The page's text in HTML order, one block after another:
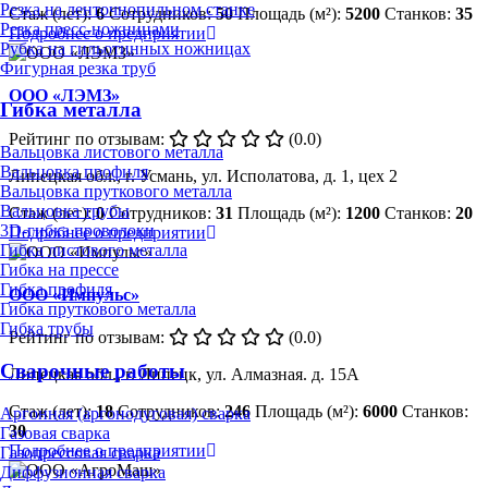
Резка на ленточнопильном станке
Резка пресс-ножницами
Рубка на гильотинных ножницах
Фигурная резка труб
Гибка металла
Вальцовка листового металла
Вальцовка профиля
Вальцовка пруткового металла
Вальцовка трубы
3D-гибка проволоки
Гибка листового металла
Гибка на прессе
Гибка профиля
Гибка пруткового металла
Гибка трубы
Сварочные работы
Аргонная (аргонодуговая) сварка
Газовая сварка
Газопрессовая сварка
Диффузионная сварка
Стаж (лет):6 Сотрудников:50 Площадь (м²): 5200 Станков: 35
Подробнее о предприятии
ООО «ЛЭМЗ»
Рейтинг по отзывам:
(0.0)
Липецкая обл., г. Усмань, ул. Исполатова, д. 1, цех 2
Стаж (лет):0 Сотрудников: 31 Площадь (м²): 1200 Станков: 20
Подробнее о предприятии
ООО «Импульс»
Рейтинг по отзывам:
(0.0)
Липецкая обл., г. Липецк, ул. Алмазная. д. 15А
Стаж (лет):18 Сотрудников:246 Площадь (м²): 6000 Станков:
30
Подробнее о предприятии